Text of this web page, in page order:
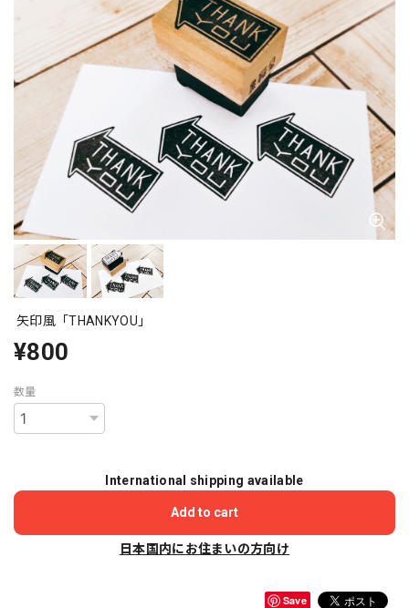
矢印風「THANKYOU」
¥800
数量
International shipping available
Add to cart
日本国内にお住まいの方向け
Save